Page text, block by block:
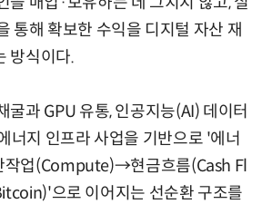
통해 확보한 수익을 디지털 자산 재
방식이다.
굴과 GPU 유통, 인공지능(AI) 데이터
너지 인프라 사업을 기반으로 '에너
업(Compute)→현금흐름(Cash Fl
으로 이어지는 선순환 구조를